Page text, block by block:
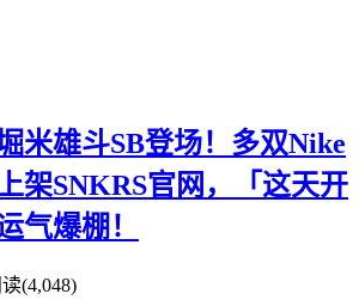
米雄斗SB登场！多双Nike
架SNKRS官网，「这天开
气爆棚！
(4,048)